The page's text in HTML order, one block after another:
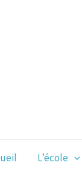
L’école